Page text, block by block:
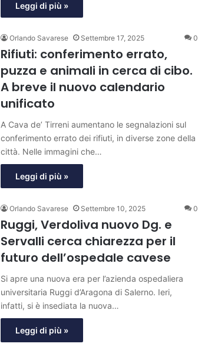
Leggi di più »
Orlando Savarese Settembre 17, 2025 0
Rifiuti: conferimento errato,
puzza e animali in cerca di cibo.
A breve il nuovo calendario
unificato
A Cava de’ Tirreni aumentano le segnalazioni sul
conferimento errato dei rifiuti, in diverse zone della
città. Nelle immagini che…
Leggi di più »
Orlando Savarese Settembre 10, 2025 0
Ruggi, Verdoliva nuovo Dg. e
Servalli cerca chiarezza per il
futuro dell’ospedale cavese
Si apre una nuova era per l’azienda ospedaliera
universitaria Ruggi d’Aragona di Salerno. Ieri,
infatti, si è insediata la nuova…
Leggi di più »